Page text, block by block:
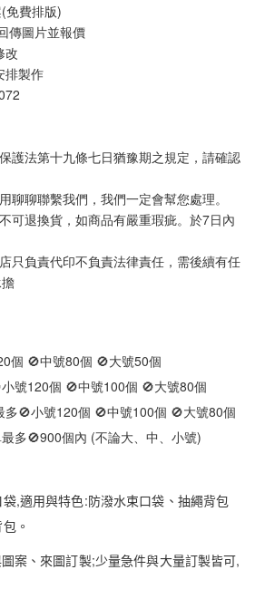
免費排版)
傳圖片並報價
改
排製作
護法第十九條七日猶豫期之規定，請確認
聊聊聯繫我們，我們一定會幫您處理。
可退換貨，如商品有嚴重瑕疵。於7日內
只負責代印不負責法律責任，需後續有任
個 🚫中號80個 🚫大號50個
號120個 🚫中號100個 🚫大號80個
🚫小號120個 🚫中號100個 🚫大號80個
多🚫900個內 (不論大、中、小號)
,適用與特色:防潑水束口袋、抽繩背包
。
案、來圖訂製;少量急件與大量訂製皆可,